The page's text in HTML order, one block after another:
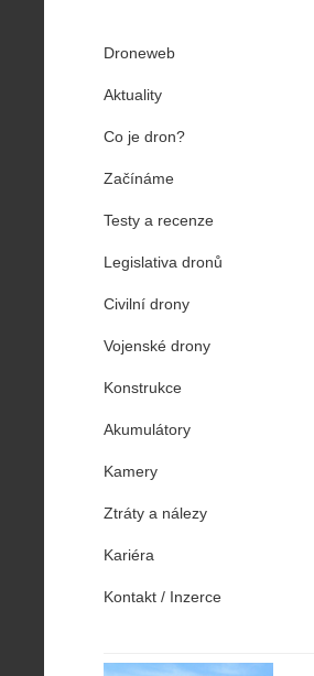
Droneweb
Aktuality
Co je dron?
Začínáme
Testy a recenze
Legislativa dronů
Civilní drony
Vojenské drony
Konstrukce
Akumulátory
Kamery
Ztráty a nálezy
Kariéra
Kontakt / Inzerce